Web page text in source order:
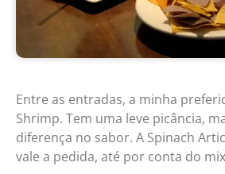
Entre as entradas, a minha
Shrimp. Tem uma leve picância,
diferença no sabor. A Spinach
vale a pedida, até por conta do